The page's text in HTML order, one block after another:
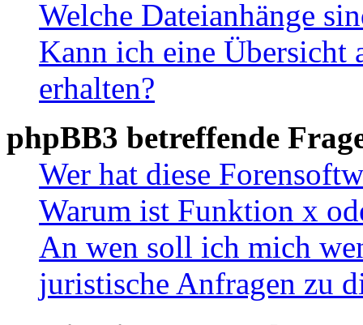
Welche Dateianhänge
Kann ich eine Übersicht
erhalten?
phpBB3 betreffende
Wer hat diese
Warum ist Funktion x
An wen soll ich mich
juristische Anfragen zu